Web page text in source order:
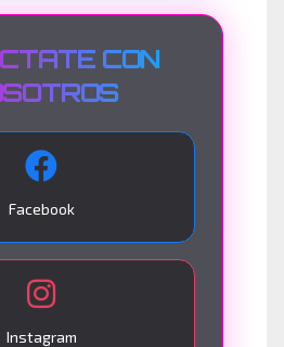
CON
Facebook
Instagram